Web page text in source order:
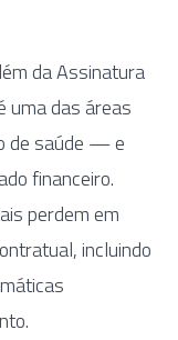
da Assinatura
uma das áreas
de saúde — e
financeiro.
perdem em
incluindo